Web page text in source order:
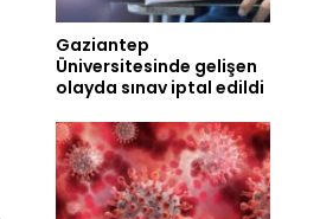
Gaziantep
Üniversitesinde gelişen
olayda sınav iptal edildi